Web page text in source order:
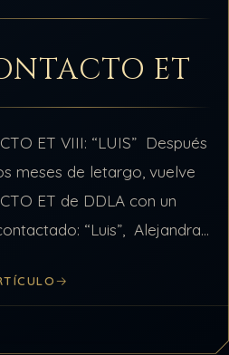
ET
ET VIII: “LUIS” Después
meses de letargo, vuelve
ET de DDLA con un
“Luis”, Alejandra
compartiese una